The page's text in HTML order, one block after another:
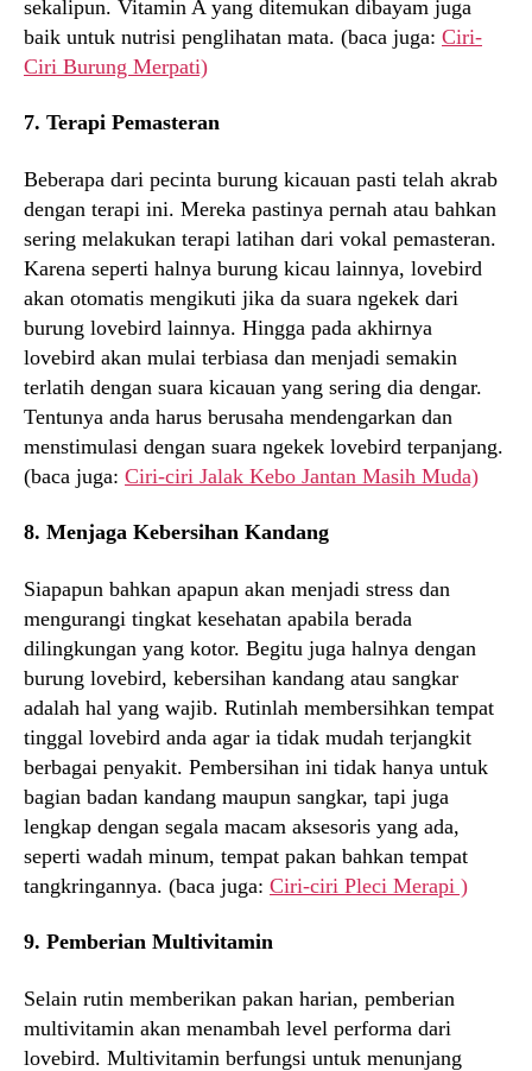
sekalipun. Vitamin A yang ditemukan dibayam juga
baik untuk nutrisi penglihatan mata. (baca juga: Ciri-
Ciri Burung Merpati)
7. Terapi Pemasteran
Beberapa dari pecinta burung kicauan pasti telah akrab
dengan terapi ini. Mereka pastinya pernah atau bahkan
sering melakukan terapi latihan dari vokal pemasteran.
Karena seperti halnya burung kicau lainnya, lovebird
akan otomatis mengikuti jika da suara ngekek dari
burung lovebird lainnya. Hingga pada akhirnya
lovebird akan mulai terbiasa dan menjadi semakin
terlatih dengan suara kicauan yang sering dia dengar.
Tentunya anda harus berusaha mendengarkan dan
menstimulasi dengan suara ngekek lovebird terpanjang.
(baca juga: Ciri-ciri Jalak Kebo Jantan Masih Muda)
8. Menjaga Kebersihan Kandang
Siapapun bahkan apapun akan menjadi stress dan
mengurangi tingkat kesehatan apabila berada
dilingkungan yang kotor. Begitu juga halnya dengan
burung lovebird, kebersihan kandang atau sangkar
adalah hal yang wajib. Rutinlah membersihkan tempat
tinggal lovebird anda agar ia tidak mudah terjangkit
berbagai penyakit. Pembersihan ini tidak hanya untuk
bagian badan kandang maupun sangkar, tapi juga
lengkap dengan segala macam aksesoris yang ada,
seperti wadah minum, tempat pakan bahkan tempat
tangkringannya. (baca juga: Ciri-ciri Pleci Merapi )
9. Pemberian Multivitamin
Selain rutin memberikan pakan harian, pemberian
multivitamin akan menambah level performa dari
lovebird. Multivitamin berfungsi untuk menunjang